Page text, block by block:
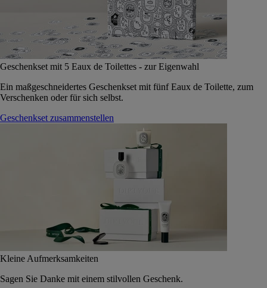
Geschenkset mit 5 Eaux de Toilettes - zur Eigenwahl
Ein maßgeschneidertes Geschenkset mit fünf Eaux de Toilette, zum
Verschenken oder für sich selbst.
Geschenkset zusammenstellen
Kleine Aufmerksamkeiten
Sagen Sie Danke mit einem stilvollen Geschenk.